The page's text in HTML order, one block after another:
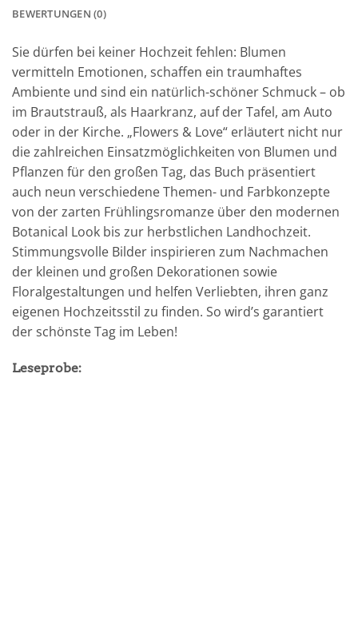
BEWERTUNGEN (0)
Sie dürfen bei keiner Hochzeit fehlen: Blumen
vermitteln Emotionen, schaffen ein traumhaftes
Ambiente und sind ein natürlich-schöner Schmuck – ob
im Brautstrauß, als Haarkranz, auf der Tafel, am Auto
oder in der Kirche. „Flowers & Love“ erläutert nicht nur
die zahlreichen Einsatzmöglichkeiten von Blumen und
Pflanzen für den großen Tag, das Buch präsentiert
auch neun verschiedene Themen- und Farbkonzepte
von der zarten Frühlingsromanze über den modernen
Botanical Look bis zur herbstlichen Landhochzeit.
Stimmungsvolle Bilder inspirieren zum Nachmachen
der kleinen und großen Dekorationen sowie
Floralgestaltungen und helfen Verliebten, ihren ganz
eigenen Hochzeitsstil zu finden. So wird’s garantiert
der schönste Tag im Leben!
Leseprobe: